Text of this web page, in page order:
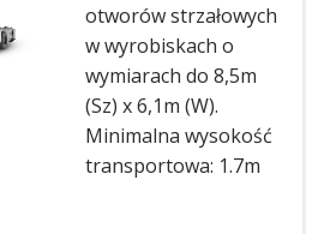
otworów strzałowych
w wyrobiskach o
wymiarach do 8,5m
(Sz) x 6,1m (W).
Minimalna wysokość
transportowa: 1.7m